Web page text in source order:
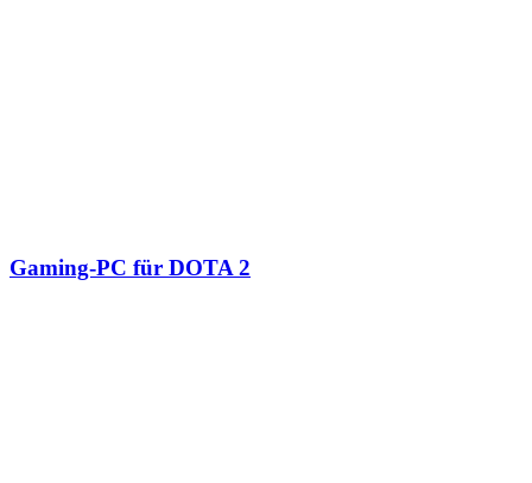
Gaming-PC für DOTA 2